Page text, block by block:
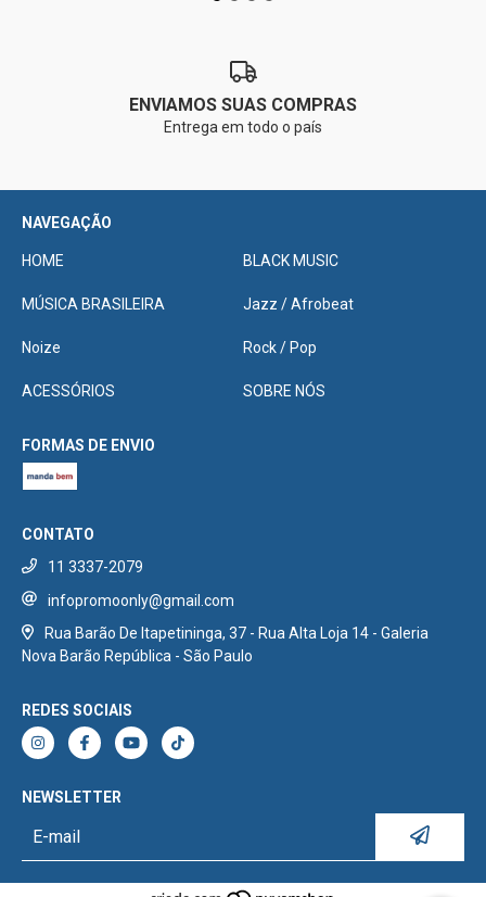
ENVIAMOS SUAS COMPRAS
Entrega em todo o país
NAVEGAÇÃO
HOME BLACK MUSIC
MÚSICA BRASILEIRA Jazz / Afrobeat
Noize Rock / Pop
ACESSÓRIOS SOBRE NÓS
FORMAS DE ENVIO
CONTATO
11 3337-2079
infopromoonly@gmail.com
Rua Barão De Itapetininga, 37 - Rua Alta Loja 14 - Galeria
Nova Barão República - São Paulo
REDES SOCIAIS
NEWSLETTER